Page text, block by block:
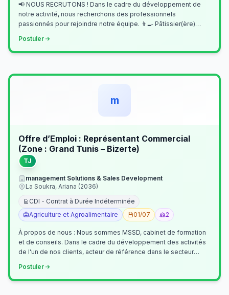
📢 NOUS RECRUTONS ! Dans le cadre du développement de
notre activité, nous recherchons des professionnels
passionnés pour rejoindre notre équipe. 👨‍🍳 Pâtissier(ère)
Postuler
m
Offre d’Emploi : Représentant Commercial
(Zone : Grand Tunis – Bizerte)
TJ
management Solutions & Sales Development
La Soukra, Ariana (2036)
CDI - Contrat à Durée Indéterminée
Agriculture et Agroalimentaire
01/07 2
À propos de nous : Nous sommes MSSD, cabinet de formation
et de conseils. Dans le cadre du développement des activités
de l'un de nos clients, acteur de référence dans le secteur
Postuler